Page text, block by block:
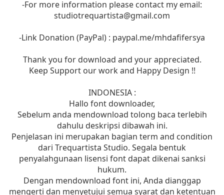
-For more information please contact my email:
studiotrequartista@gmail.com
-Link Donation (PayPal) : paypal.me/mhdafifersya
Thank you for download and your appreciated.
Keep Support our work and Happy Design !!
INDONESIA :
Hallo font downloader,
Sebelum anda mendownload tolong baca terlebih
dahulu deskripsi dibawah ini.
Penjelasan ini merupakan bagian term and condition
dari Trequartista Studio. Segala bentuk
penyalahgunaan lisensi font dapat dikenai sanksi
hukum.
Dengan mendownload font ini, Anda dianggap
mengerti dan menyetujui semua syarat dan ketentuan